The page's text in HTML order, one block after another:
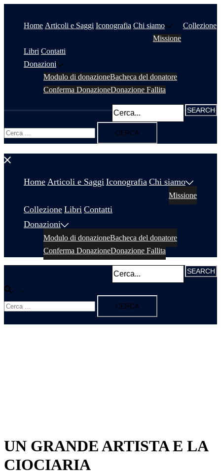
Home Articoli e Saggi Iconografia Chi siamo
Missione
Collezione
Libri Contatti
Donazioni
Modulo di donazioneBacheca del donatore
Conferma DonazioneDonazione Fallita
Ricerca
per:
Chiudi
Home Articoli e Saggi Iconografia Chi siamo
Missione
Collezione Libri Contatti
Donazioni
Modulo di donazioneBacheca del donatore
Conferma DonazioneDonazione Fallita
Cerca
menu
Ricerca
per:
UN GRANDE ARTISTA E LA
CIOCIARIA